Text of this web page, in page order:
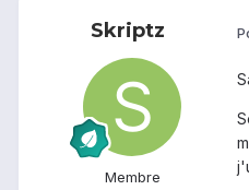
Skriptz
Membre